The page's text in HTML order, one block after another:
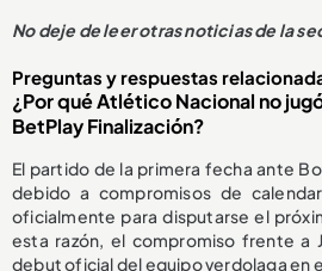
No deje de leer otras noticias de la
Preguntas y respuestas
¿Por qué Atlético Nacional no
BetPlay Finalización?
El partido de la primera fecha ante
debido a compromisos de
oficialmente para disputarse el
esta razón, el compromiso frente a
debut oficial del equipo verdolaga en